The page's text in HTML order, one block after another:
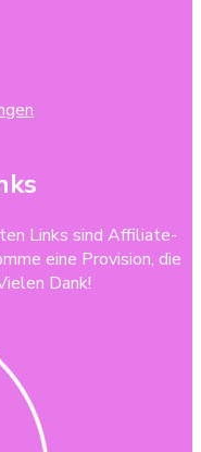
Links sind Affiliate-
eine Provision, die
Dank!